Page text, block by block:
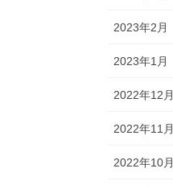
2023年2月
2023年1月
2022年12月
2022年11月
2022年10月